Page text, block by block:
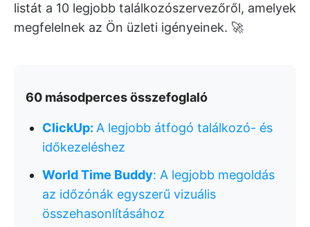
listát a 10 legjobb találkozószervezőről, amelyek
megfelelnek az Ön üzleti igényeinek. 🚀
60 másodperces összefoglaló
ClickUp: A legjobb átfogó találkozó- és
időkezeléshez
World Time Buddy: A legjobb megoldás
az időzónák egyszerű vizuális
összehasonlításához